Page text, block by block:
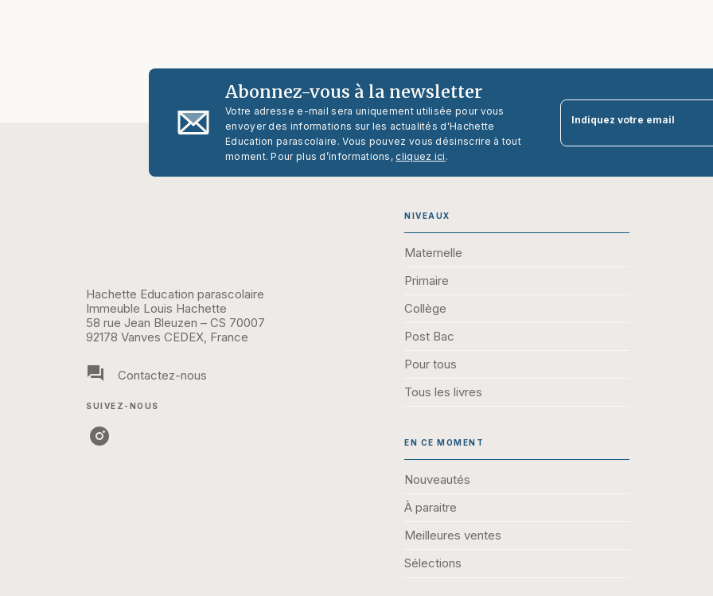
Abonnez-vous à la newsletter
Votre adresse e-mail sera uniquement utilisée pour vous
envoyer des informations sur les actualités d'Hachette
Education parascolaire. Vous pouvez vous désinscrire à tout
moment. Pour plus d’informations, cliquez ici .
Indiquez votre email
Hachette Education parascolaire
Immeuble Louis Hachette
58 rue Jean Bleuzen – CS 70007
92178 Vanves CEDEX, France
question_answer Contactez-nous
SUIVEZ-NOUS
NIVEAUX
Maternelle
Primaire
Collège
Post Bac
Pour tous
Tous les livres
EN CE MOMENT
Nouveautés
À paraitre
Meilleures ventes
Sélections